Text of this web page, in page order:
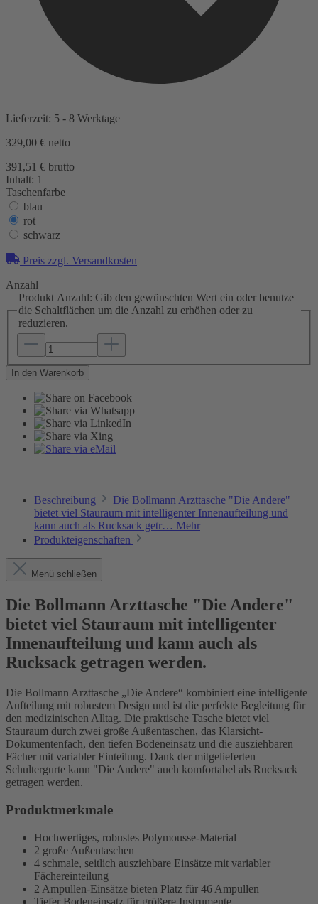
Lieferzeit: 5 - 8 Werktage
329,00 € netto
391,51 € brutto
Inhalt: 1
Taschenfarbe
blau
rot
schwarz
Preis zzgl. Versandkosten
Anzahl
Produkt Anzahl: Gib den gewünschten Wert ein oder benutze
die Schaltflächen um die Anzahl zu erhöhen oder zu
reduzieren.
In den Warenkorb
Beschreibung
Die Bollmann Arzttasche "Die Andere"
bietet viel Stauraum mit intelligenter Innenaufteilung und
kann auch als Rucksack getr… Mehr
Produkteigenschaften
Menü schließen
Die Bollmann Arzttasche "Die Andere"
bietet viel Stauraum mit intelligenter
Innenaufteilung und kann auch als
Rucksack getragen werden.
Die Bollmann Arzttasche „Die Andere“ kombiniert eine intelligente
Aufteilung mit robustem Design und ist die perfekte Begleitung für
den medizinischen Alltag. Die praktische Tasche bietet viel
Stauraum durch zwei große Außentaschen, das Klarsicht-
Dokumentenfach, den tiefen Bodeneinsatz und die ausziehbaren
Fächer mit variabler Einteilung. Dank der mitgelieferten
Schultergurte kann "Die Andere" auch komfortabel als Rucksack
getragen werden.
Produktmerkmale
Hochwertiges, robustes Polymousse-Material
2 große Außentaschen
4 schmale, seitlich ausziehbare Einsätze mit variabler
Fächereinteilung
2 Ampullen-Einsätze bieten Platz für 46 Ampullen
Tiefer Bodeneinsatz für größere Instrumente